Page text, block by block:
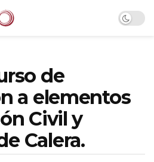
de
a elementos
Civil y
Calera.